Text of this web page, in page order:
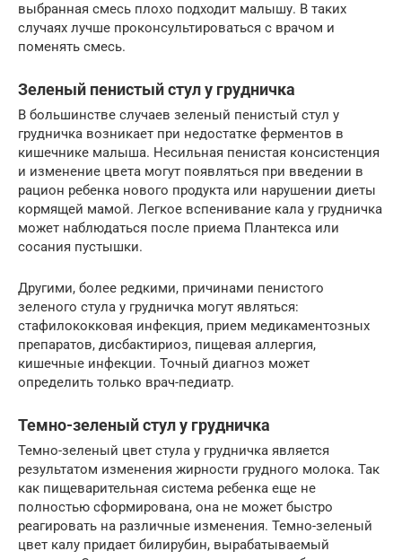
выбранная смесь плохо подходит малышу. В таких
случаях лучше проконсультироваться с врачом и
поменять смесь.
Зеленый пенистый стул у грудничка
В большинстве случаев зеленый пенистый стул у
грудничка возникает при недостатке ферментов в
кишечнике малыша. Несильная пенистая консистенция
и изменение цвета могут появляться при введении в
рацион ребенка нового продукта или нарушении диеты
кормящей мамой. Легкое вспенивание кала у грудничка
может наблюдаться после приема Плантекса или
сосания пустышки.
Другими, более редкими, причинами пенистого
зеленого стула у грудничка могут являться:
стафилококковая инфекция, прием медикаментозных
препаратов, дисбактириоз, пищевая аллергия,
кишечные инфекции. Точный диагноз может
определить только врач-педиатр.
Темно-зеленый стул у грудничка
Темно-зеленый цвет стула у грудничка является
результатом изменения жирности грудного молока. Так
как пищеварительная система ребенка еще не
полностью сформирована, она не может быстро
реагировать на различные изменения. Темно-зеленый
цвет калу придает билирубин, вырабатываемый